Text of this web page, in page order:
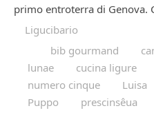
primo entroterra di Genova.
Ligucibario
bib gourmand
lunae
cucina ligure
numero cinque
Luisa
Puppo
prescinsêua